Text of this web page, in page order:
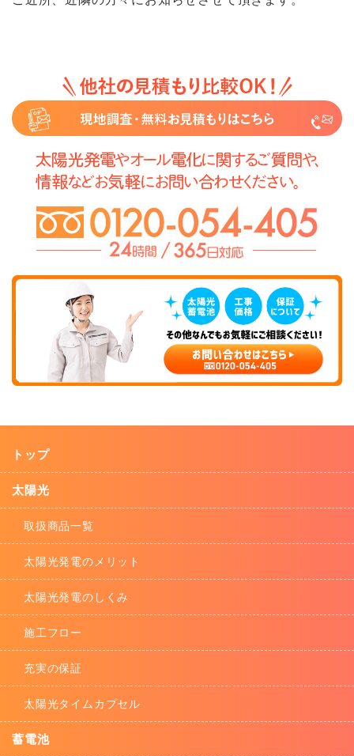
トップ
太陽光
取扱商品一覧
太陽光発電のメリット
太陽光発電のしくみ
施工フロー
充実の保証
太陽光タイムカプセル
蓄電池